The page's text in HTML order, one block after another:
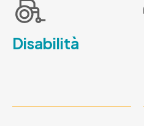
Disabilità